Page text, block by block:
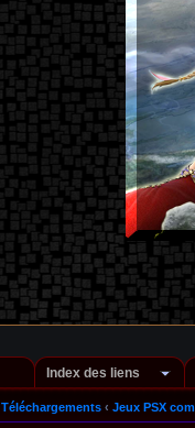
Index des liens
Téléchargements ‹ Jeux PSX